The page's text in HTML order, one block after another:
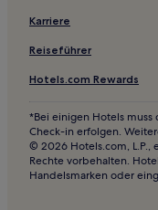
Karriere
Reiseführer
Hotels.com Rewards
*Bei einigen Hotels
Check-in erfolgen.
© 2026 Hotels.com, L.P.,
Rechte vorbehalten.
Handelsmarken oder